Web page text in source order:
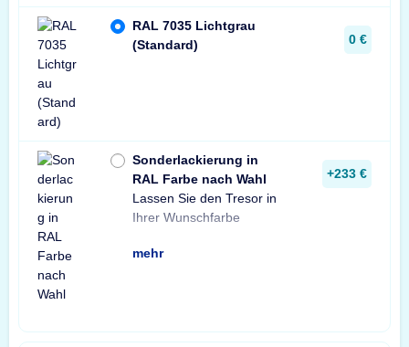
RAL 7035 Lichtgrau
(Standard)
0 €
Sonderlackierung in
RAL Farbe nach Wahl
Lassen Sie den Tresor in
Ihrer Wunschfarbe
mehr
+233 €